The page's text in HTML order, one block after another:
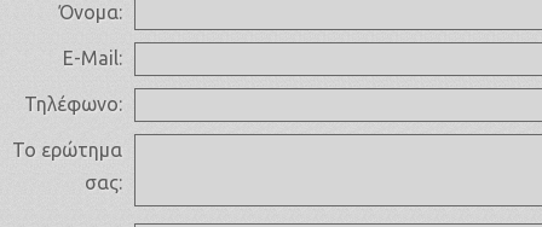
Όνομα:
E-Mail:
Τηλέφωνο:
Το ερώτημα
σας: